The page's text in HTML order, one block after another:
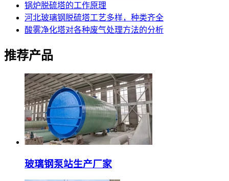
锅炉脱硫塔的工作原理
河北玻璃钢脱硫塔工艺多样，种类齐全
酸雾净化塔对各种废气处理方法的分析
推荐产品
玻璃钢泵站生产厂家